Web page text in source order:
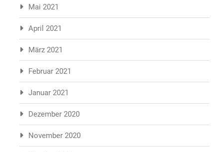
Mai 2021
April 2021
März 2021
Februar 2021
Januar 2021
Dezember 2020
November 2020